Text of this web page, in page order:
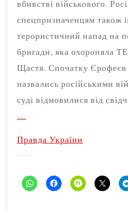
вбивстві військового.
спецпризначенцям також
терористичний напад на
бригади, яка охороняла
Щастя. Спочатку Єрофеєв
назвались російськими
суді відмовилися від
…
Правда України